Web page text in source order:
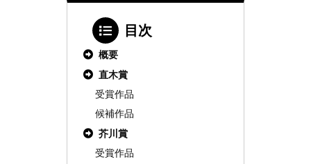
目次
概要
直木賞
受賞作品
候補作品
芥川賞
受賞作品